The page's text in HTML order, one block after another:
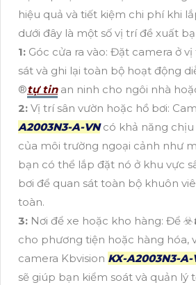
hiệu quả và tiết kiệm chi phí khi
dưới đây là một số vị trí đề xuất
1: Góc cửa ra vào: Đặt camera ở
sát và ghi lại toàn bộ hoạt động
®️tự tinan ninh cho ngôi nhà
2: Vị trí sân vườn hoặc hồ bơi:
A2003N3-A-VNcó khả năng
của môi trường ngoại cảnh như
bạn có thể lắp đặt nó ở khu vực
bơi để quan sát toàn bộ khuôn
toàn.
3: Nơi để xe hoặc kho hàng: Để ☣️
cho phương tiện hoặc hàng hóa,
camera Kbvision KX-A2003N3-A-
sẽ giúp bạn kiểm soát và quản lý